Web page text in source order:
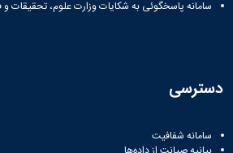
سامانه پاسخگوئی به شکایات وزارت علوم، تحقیقات و
دسترسی
سامانه شفافیت